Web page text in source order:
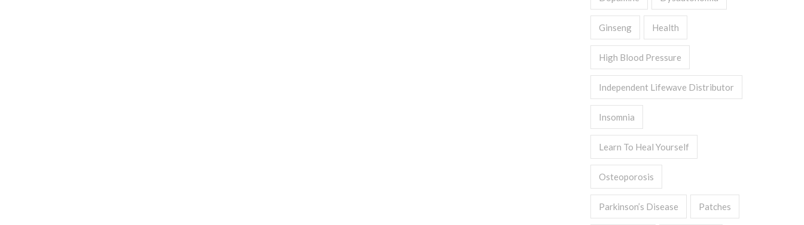
Ginseng Health
High Blood Pressure
Independent Lifewave Distributor
Insomnia
Learn To Heal Yourself
Osteoporosis
Parkinson’s Disease Patches